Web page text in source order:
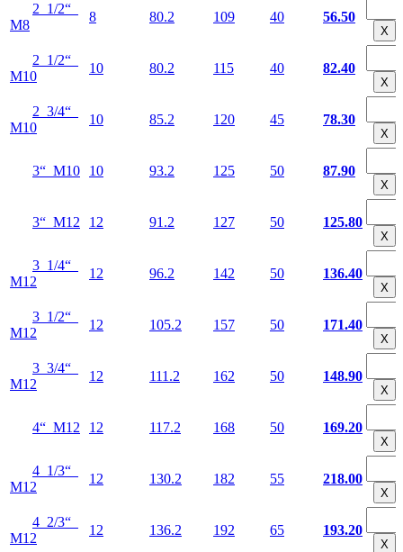
2 1/2“
М8
8 80.2 109 40 56.50
Х
2 1/2“
М10
10 80.2 115 40 82.40
Х
2 3/4“
М10
10 85.2 120 45 78.30
Х
3“ М10 10 93.2 125 50 87.90
Х
3“ М12 12 91.2 127 50 125.80
Х
3 1/4“
М12
12 96.2 142 50 136.40
Х
3 1/2“
М12
12 105.2 157 50 171.40
Х
3 3/4“
М12
12 111.2 162 50 148.90
Х
4“ М12 12 117.2 168 50 169.20
Х
4 1/3“
М12
12 130.2 182 55 218.00
Х
4 2/3“
М12
12 136.2 192 65 193.20
Х